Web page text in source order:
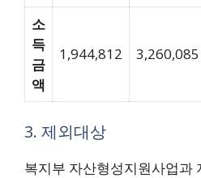
소
득
금
액
1,944,812 3,260,085
3. 제외대상
복지부 자산형성지원사업과